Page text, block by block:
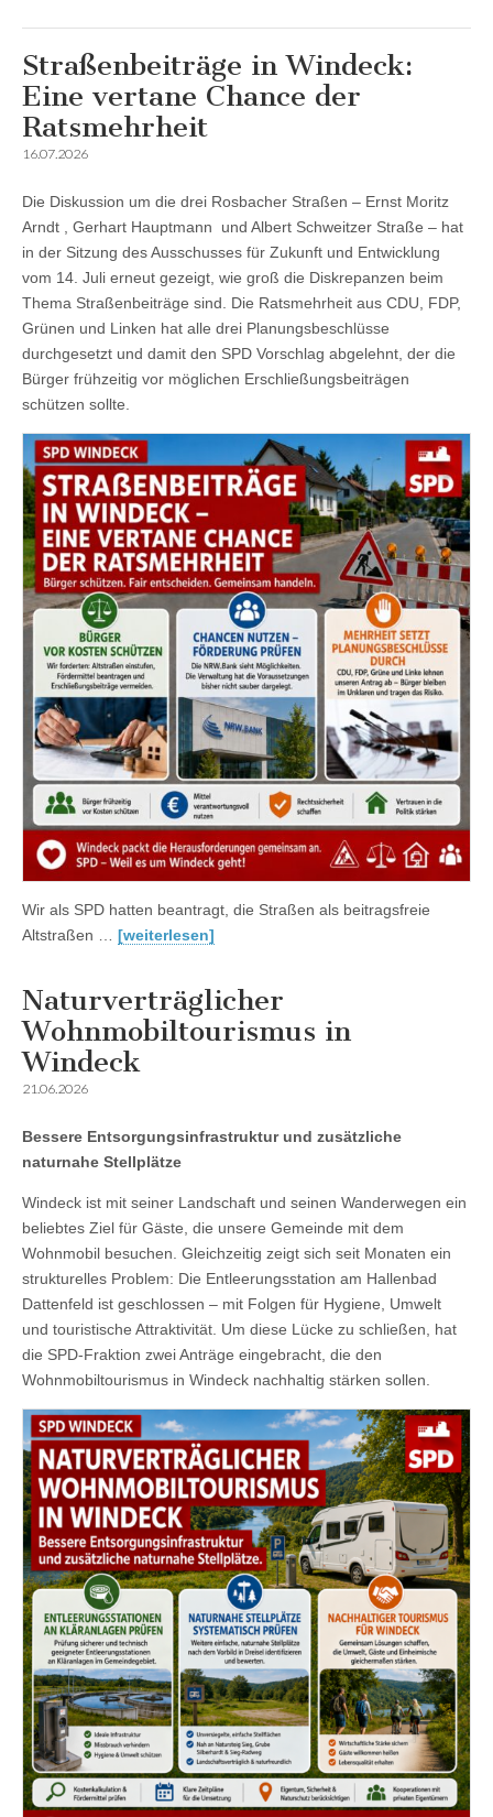
Straßenbeiträge in Windeck:
Eine vertane Chance der
Ratsmehrheit
16.07.2026
Die Diskussion um die drei Rosbacher Straßen – Ernst Moritz
Arndt , Gerhart Hauptmann und Albert Schweitzer Straße – hat
in der Sitzung des Ausschusses für Zukunft und Entwicklung
vom 14. Juli erneut gezeigt, wie groß die Diskrepanzen beim
Thema Straßenbeiträge sind. Die Ratsmehrheit aus CDU, FDP,
Grünen und Linken hat alle drei Planungsbeschlüsse
durchgesetzt und damit den SPD Vorschlag abgelehnt, der die
Bürger frühzeitig vor möglichen Erschließungsbeiträgen
schützen sollte.
Wir als SPD hatten beantragt, die Straßen als beitragsfreie
Altstraßen … [weiterlesen]
Naturverträglicher
Wohnmobiltourismus in
Windeck
21.06.2026
Bessere Entsorgungsinfrastruktur und zusätzliche
naturnahe Stellplätze
Windeck ist mit seiner Landschaft und seinen Wanderwegen ein
beliebtes Ziel für Gäste, die unsere Gemeinde mit dem
Wohnmobil besuchen. Gleichzeitig zeigt sich seit Monaten ein
strukturelles Problem: Die Entleerungsstation am Hallenbad
Dattenfeld ist geschlossen – mit Folgen für Hygiene, Umwelt
und touristische Attraktivität. Um diese Lücke zu schließen, hat
die SPD-Fraktion zwei Anträge eingebracht, die den
Wohnmobiltourismus in Windeck nachhaltig stärken sollen.